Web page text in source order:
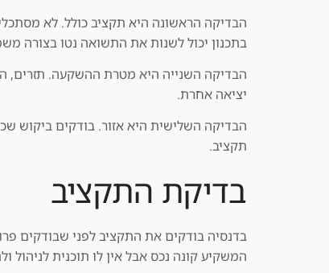
הבדיקה הראשונה היא תקציב כולל. לא
בתכנון יכול לשנות את התשואה נטו בצורה
יציאה אחרת.
הבדיקה השלישית היא אזור. בודקים ביקוש
תקציב.
בדיקת התקציב
בדנסיה בודקים את התקציב לפני שבודקים
המשקיע קונה נכס אבל אין לו תוכנית לניהול